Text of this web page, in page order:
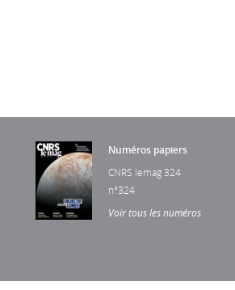
Numéros papiers
CNRS lemag 324
n°324
Voir tous les numéros